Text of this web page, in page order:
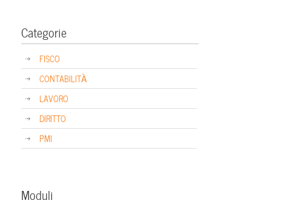
Categorie
FISCO
CONTABILITÀ
LAVORO
DIRITTO
PMI
Moduli